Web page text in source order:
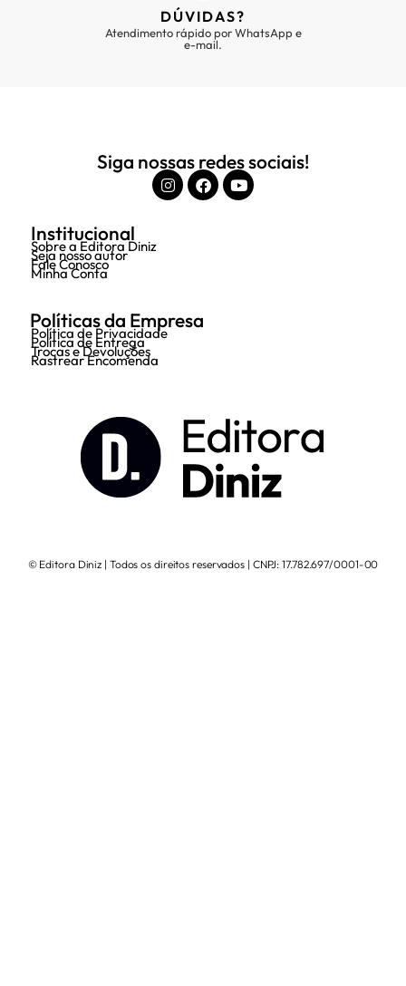
DÚVIDAS?
Atendimento rápido por WhatsApp e
e-mail.
Siga nossas redes sociais!
Institucional
Sobre a Editora Diniz
Seja nosso autor
Fale Conosco
Minha Conta
Políticas da Empresa
Política de Privacidade
Política de Entrega
Trocas e Devoluções
Rastrear Encomenda
© Editora Diniz | Todos os direitos reservados | CNPJ: 17.782.697/0001-00